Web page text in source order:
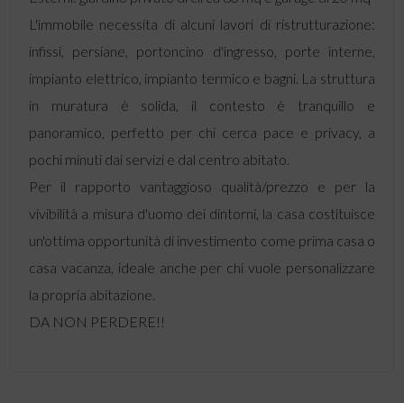
L'immobile necessita di alcuni lavori di ristrutturazione:
infissi, persiane, portoncino d'ingresso, porte interne,
impianto elettrico, impianto termico e bagni. La struttura
in muratura è solida, il contesto è tranquillo e
panoramico, perfetto per chi cerca pace e privacy, a
pochi minuti dai servizi e dal centro abitato.
Per il rapporto vantaggioso qualità/prezzo e per la
vivibilità a misura d'uomo dei dintorni, la casa costituisce
un'ottima opportunità di investimento come prima casa o
casa vacanza, ideale anche per chi vuole personalizzare
la propria abitazione.
DA NON PERDERE!!